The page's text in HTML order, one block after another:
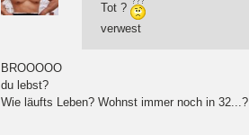
Tot ?
verwest
BROOOOO
du lebst?
Wie läufts Leben? Wohnst immer noch in 32...?